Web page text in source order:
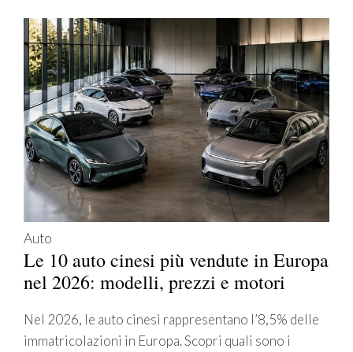
Auto
Le 10 auto cinesi più vendute in Europa
nel 2026: modelli, prezzi e motori
Nel 2026, le auto cinesi rappresentano l’8,5% delle
immatricolazioni in Europa. Scopri quali sono i